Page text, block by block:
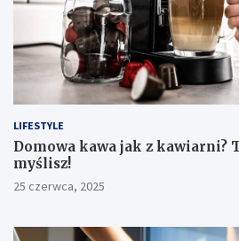
LIFESTYLE
​Domowa kawa jak z kawiarni?
myślisz!
25 czerwca, 2025